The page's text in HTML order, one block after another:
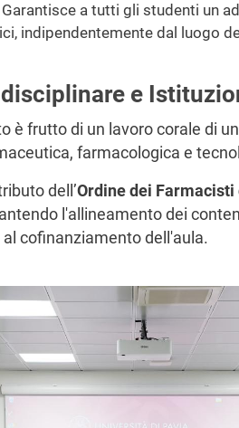
Garantisce a tutti gli studenti un
indipendentemente dal luogo
e
è frutto di un lavoro corale di
farmacologica e
dell’Ordine dei
l'allineamento dei
cofinanziamento dell'aula.